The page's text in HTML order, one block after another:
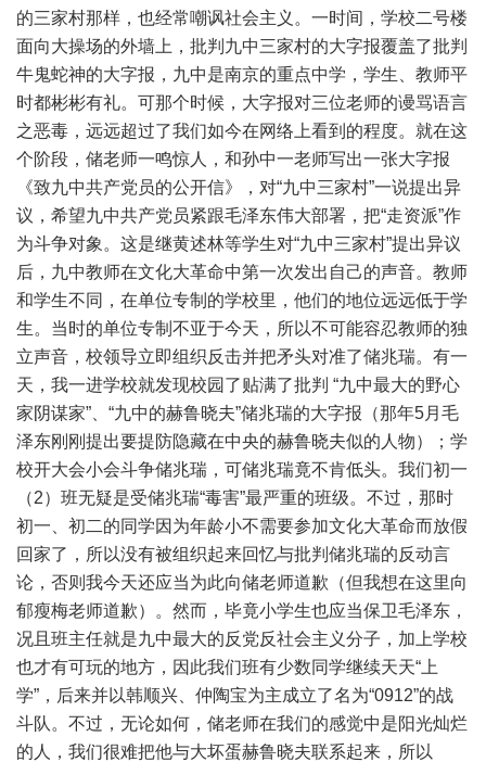
的三家村那样，也经常嘲讽社会主义。一时间，学校二号楼
面向大操场的外墙上，批判九中三家村的大字报覆盖了批判
牛鬼蛇神的大字报，九中是南京的重点中学，学生、教师平
时都彬彬有礼。可那个时候，大字报对三位老师的谩骂语言
之恶毒，远远超过了我们如今在网络上看到的程度。就在这
个阶段，储老师一鸣惊人，和孙中一老师写出一张大字报
《致九中共产党员的公开信》，对“九中三家村”一说提出异
议，希望九中共产党员紧跟毛泽东伟大部署，把“走资派”作
为斗争对象。这是继黄述林等学生对“九中三家村”提出异议
后，九中教师在文化大革命中第一次发出自己的声音。教师
和学生不同，在单位专制的学校里，他们的地位远远低于学
生。当时的单位专制不亚于今天，所以不可能容忍教师的独
立声音，校领导立即组织反击并把矛头对准了储兆瑞。有一
天，我一进学校就发现校园了贴满了批判 “九中最大的野心
家阴谋家”、“九中的赫鲁晓夫”储兆瑞的大字报（那年5月毛
泽东刚刚提出要提防隐藏在中央的赫鲁晓夫似的人物）；学
校开大会小会斗争储兆瑞，可储兆瑞竟不肯低头。我们初一
（2）班无疑是受储兆瑞“毒害”最严重的班级。不过，那时
初一、初二的同学因为年龄小不需要参加文化大革命而放假
回家了，所以没有被组织起来回忆与批判储兆瑞的反动言
论，否则我今天还应当为此向储老师道歉（但我想在这里向
郁瘦梅老师道歉）。然而，毕竟小学生也应当保卫毛泽东，
况且班主任就是九中最大的反党反社会主义分子，加上学校
也才有可玩的地方，因此我们班有少数同学继续天天“上
学”，后来并以韩顺兴、仲陶宝为主成立了名为“0912”的战
斗队。不过，无论如何，储老师在我们的感觉中是阳光灿烂
的人，我们很难把他与大坏蛋赫鲁晓夫联系起来，所以